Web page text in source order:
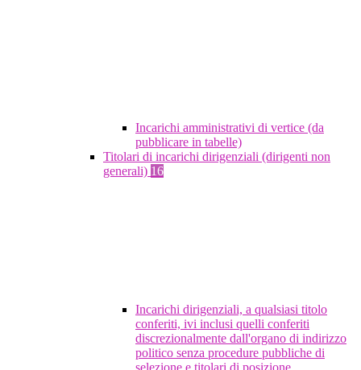
Incarichi amministrativi di vertice (da
pubblicare in tabelle)
Titolari di incarichi dirigenziali (dirigenti non
generali) 16
Incarichi dirigenziali, a qualsiasi titolo
conferiti, ivi inclusi quelli conferiti
discrezionalmente dall'organo di indirizzo
politico senza procedure pubbliche di